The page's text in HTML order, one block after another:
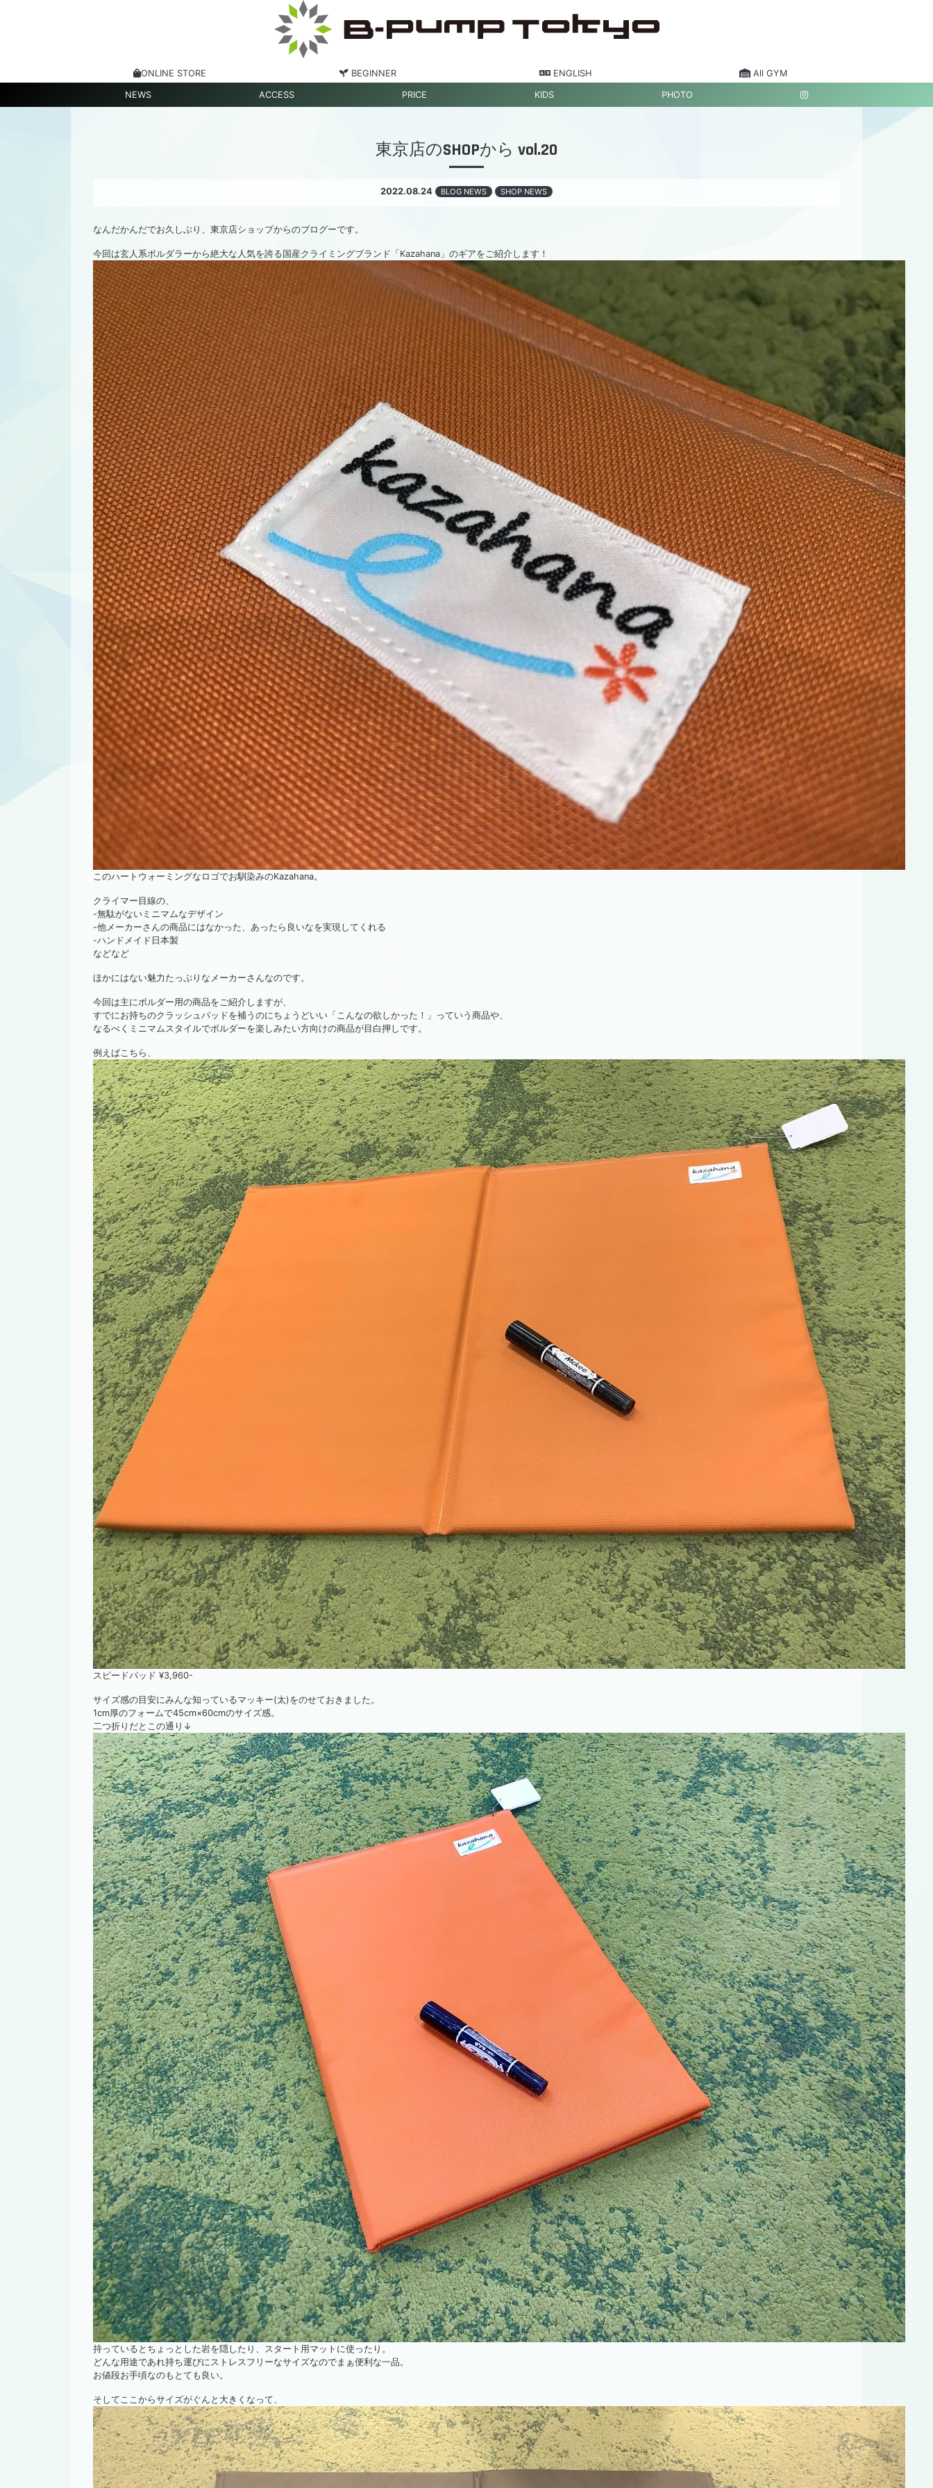
ONLINE STORE BEGINNER ENGLISH All GYM
NEWS ACCESS PRICE KIDS PHOTO
東京店のSHOPから vol.20
2022.08.24 BLOG NEWS SHOP NEWS
なんだかんだでお久しぶり、東京店ショップからのブログーです。
今回は玄人系ボルダラーから絶大な人気を誇る国産クライミングブランド「Kazahana」のギアをご紹介します！
このハートウォーミングなロゴでお馴染みのKazahana。
クライマー目線の、
-無駄がないミニマムなデザイン
-他メーカーさんの商品にはなかった、あったら良いなを実現してくれる
-ハンドメイド日本製
などなど
ほかにはない魅力たっぷりなメーカーさんなのです。
今回は主にボルダー用の商品をご紹介しますが、
すでにお持ちのクラッシュパッドを補うのにちょうどいい「こんなの欲しかった！」っていう商品や、
なるべくミニマムスタイルでボルダーを楽しみたい方向けの商品が目白押しです。
例えばこちら、
スピードパッド ¥3,960-
サイズ感の目安にみんな知っているマッキー(太)をのせておきました。
1cm厚のフォームで45cm×60cmのサイズ感。
二つ折りだとこの通り↓
持っているとちょっとした岩を隠したり、スタート用マットに使ったり。
どんな用途であれ持ち運びにストレスフリーなサイズなのでまぁ便利な一品。
お値段お手頃なのもとても良い。
そしてここからサイズがぐんと大きくなって、